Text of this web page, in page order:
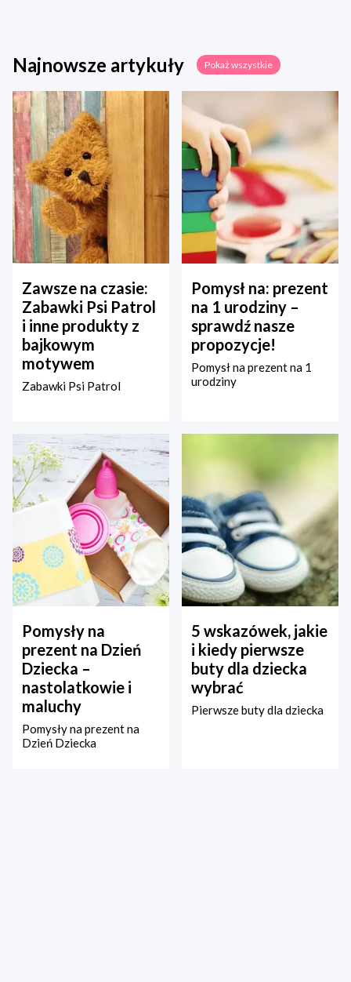
Najnowsze artykuły Pokaż wszystkie
Zawsze na czasie:
Zabawki Psi Patrol
i inne produkty z
bajkowym
motywem
Zabawki Psi Patrol
Pomysł na: prezent
na 1 urodziny –
sprawdź nasze
propozycje!
Pomysł na prezent na 1
urodziny
Pomysły na
prezent na Dzień
Dziecka –
nastolatkowie i
maluchy
Pomysły na prezent na
Dzień Dziecka
5 wskazówek, jakie
i kiedy pierwsze
buty dla dziecka
wybrać
Pierwsze buty dla dziecka